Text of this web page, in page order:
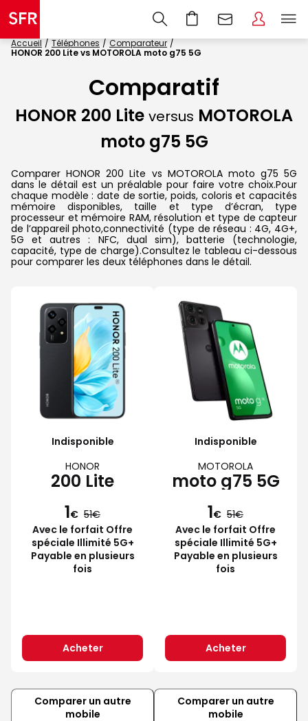
Accueil Téléphones
Comparateur
HONOR 200 Lite vs MOTOROLA moto g75 5G
Comparatif
HONOR 200 Lite versus MOTOROLA
moto g75 5G
Comparer HONOR 200 Lite vs MOTOROLA moto g75 5G
dans le détail est un préalable pour faire votre choix.Pour
chaque modèle : date de sortie, poids, coloris et capacités
mémoire disponibles, taille et type d’écran, type
processeur et mémoire RAM, résolution et type de capteur
de l’appareil photo,connectivité (type de réseau : 4G, 4G+,
5G et autres : NFC, dual sim), batterie (technologie,
capacité, type de charge).Consultez le tableau ci-dessous
pour comparer les deux téléphones dans le détail.
Indisponible
HONOR
200 Lite
1€ 51
Avec le forfait Offre
spéciale Illimité 5G+
Payable en plusieurs
fois
Acheter
Indisponible
MOTOROLA
moto g75 5G
1€ 51
Avec le forfait Offre
spéciale Illimité 5G+
Payable en plusieurs
fois
Acheter
Comparer un autre
mobile
Comparer un autre
mobile